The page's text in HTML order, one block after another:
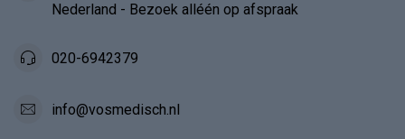
Nederland - Bezoek alléén op afspraak
020-6942379
info@vosmedisch.nl